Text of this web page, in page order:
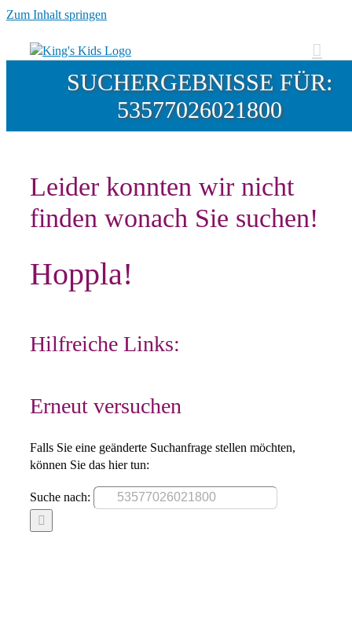
Zum Inhalt springen
SUCHERGEBNISSE FÜR:
53577026021800
Leider konnten wir nicht
finden wonach Sie suchen!
Hoppla!
Hilfreiche Links:
Erneut versuchen
Falls Sie eine geänderte Suchanfrage stellen möchten,
können Sie das hier tun:
Suche nach: